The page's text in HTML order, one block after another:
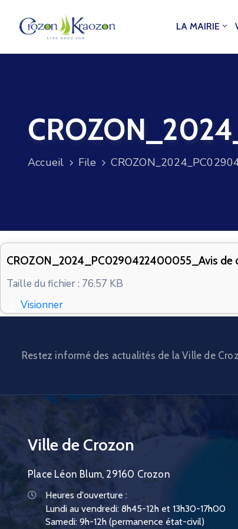
LA MAIRIE
Accueil File
CROZON_2024_PC0290422400055_Avis de
Taille du fichier : 76.57 KB
Visionner
Restez informé des actualités de la Ville de
Ville de Crozon
Place Léon Blum, 29160 Crozon
Heures d'ouverture :
Lundi au vendredi: 8h45-12h et 13h30-17h00
Samedi: 9h-12h (permanence état-civil)